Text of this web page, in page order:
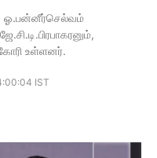
ஓ.பன்னீர்செல்வம்
உள்ளனர்.
IST